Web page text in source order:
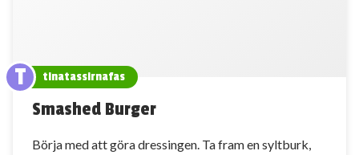
T tinatassirnafas
Smashed Burger
Börja med att göra dressingen. Ta fram en syltburk,